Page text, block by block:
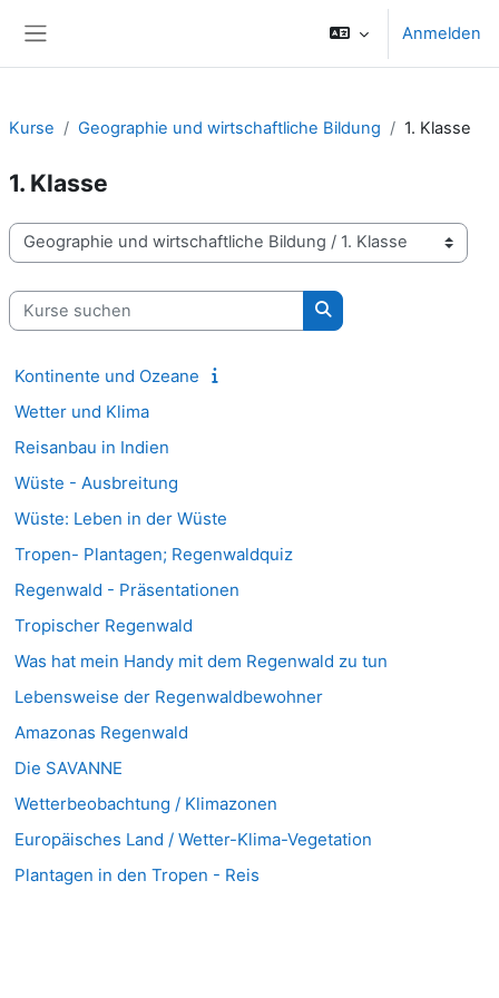
Anmelden
Kurse Geographie und wirtschaftliche Bildung 1. Klasse
1. Klasse
Kursbereiche
Kurse suchen
Kurse suchen
Kontinente und Ozeane
Wetter und Klima
Reisanbau in Indien
Wüste - Ausbreitung
Wüste: Leben in der Wüste
Tropen- Plantagen; Regenwaldquiz
Regenwald - Präsentationen
Tropischer Regenwald
Was hat mein Handy mit dem Regenwald zu tun
Lebensweise der Regenwaldbewohner
Amazonas Regenwald
Die SAVANNE
Wetterbeobachtung / Klimazonen
Europäisches Land / Wetter-Klima-Vegetation
Plantagen in den Tropen - Reis